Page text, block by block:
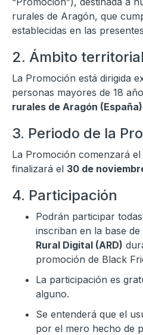
rurales de Aragón, que
establecidas en las
2. Ámbito territorial
La Promoción está dirigida
personas mayores de 18
rurales de Aragón (España)
3. Periodo de la
La Promoción comenzará el
finalizará el 30 de
4. Participación
Podrán participar
inscriban en la base de
Rural Digital (ARD)
promoción de Black
La participación es
alguno.
Se entenderá que el
por el mero hecho de